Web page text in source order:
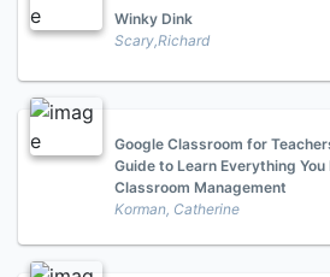
Winky Dink
Scary,Richard
Google Classroom for
Guide to Learn Everything
Classroom Management
Korman, Catherine